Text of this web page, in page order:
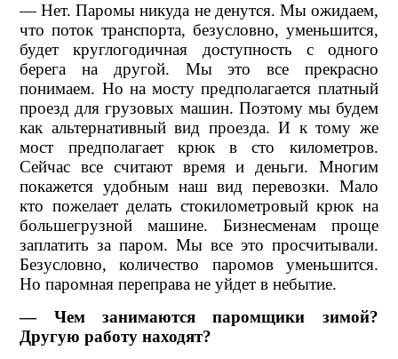
— Нет. Паромы никуда не денутся. Мы ожидаем,
что поток транспорта, безусловно, уменьшится,
будет круглогодичная доступность с одного
берега на другой. Мы это все прекрасно
понимаем. Но на мосту предполагается платный
проезд для грузовых машин. Поэтому мы будем
как альтернативный вид проезда. И к тому же
мост предполагает крюк в сто километров.
Сейчас все считают время и деньги. Многим
покажется удобным наш вид перевозки. Мало
кто пожелает делать стокилометровый крюк на
большегрузной машине. Бизнесменам проще
заплатить за паром. Мы все это просчитывали.
Безусловно, количество паромов уменьшится.
Но паромная переправа не уйдет в небытие.
— Чем занимаются паромщики зимой?
Другую работу находят?